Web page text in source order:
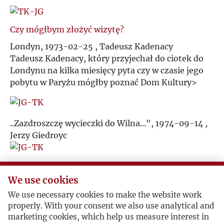
R
Ś
V
Czy mógłbym złożyć wizytę?
Londyn, 1973-02-25 , Tadeusz Kadenacy
Tadeusz Kadenacy, który przyjechał do ciotek do
Londynu na kilka miesięcy pyta czy w czasie jego
pobytu w Paryżu mógłby poznać Dom Kultury>
..Zazdroszczę wycieczki do Wilna...", 1974-09-14 ,
Jerzy Giedroyc
"Lithuania", teksty litewskie
Londyn, 1982-06-03 , Tadeusz Kadenacy
Trudności stanu wojennego.
We use cookies
We use necessary cookies to make the website work
properly. With your consent we also use analytical and
marketing cookies, which help us measure interest in